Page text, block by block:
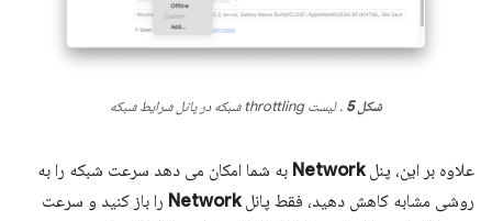
شکل 5 . لیست throttling شبکه در پانل شرایط شبکه
علاوه بر این، پنلNetwork به شما امکان می دهد سرعت شبکه را به
روشی مشابه کاهش دهید، فقط پانلNetwork را باز کنید و سرعت